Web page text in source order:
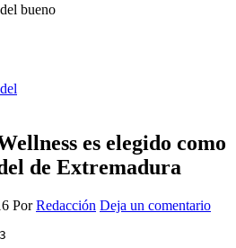
bueno
es elegido como
de Extremadura
PorRedacción Deja un comentario